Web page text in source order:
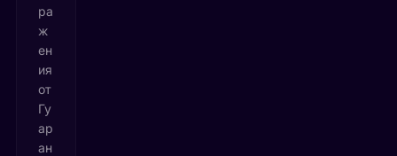
ра
ж
ен
ия
от
Гу
ар
ан